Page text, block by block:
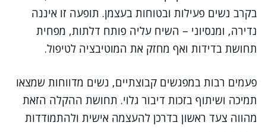
בקרב נשים פעילות ובטוחות בעצמן. תופעה זו איננה
נדירה, ומנסיוני – השיח עליה פותח דלתות, מפחית
תחושת בדידות ואף מחזק את המוטיבציה לטיפול.
פעמים רבות במפגשים קבוצתיים, נשים מדווחות שמצאו
תמיכה ושיתוף בזכות דיבור גלוי. תחושת ההקלה הזאת
מהווה צעד ראשון בדרכן להעצמה אישית ולהתמודדות